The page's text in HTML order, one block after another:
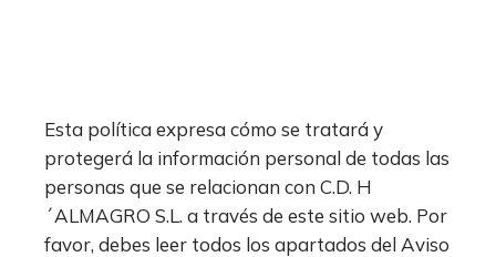
Esta política expresa cómo se tratará y
protegerá la información personal de todas las
personas que se relacionan con C.D. H
´ALMAGRO S.L. a través de este sitio web. Por
favor, debes leer todos los apartados del Aviso